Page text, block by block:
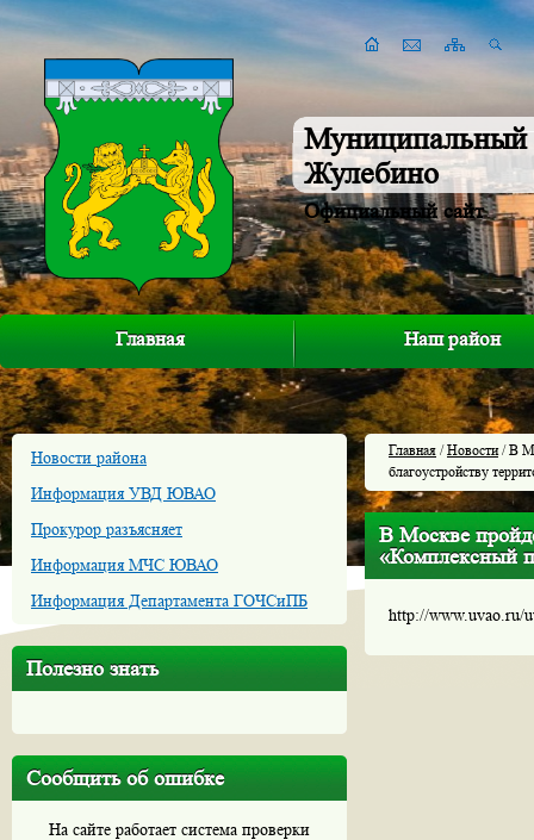
Муниципальный
Жулебино
Официальный сайт
Главная Наш район
Новости района
Информация УВД ЮВАО
Прокурор разъясняет
Информация МЧС ЮВАО
Информация Департамента ГОЧСиПБ
Полезно знать
Сообщить об ошибке
На сайте работает система проверки
Главная /Новости/ В
благоустройству
В Москве
«Комплексный
http://www.uvao.ru/